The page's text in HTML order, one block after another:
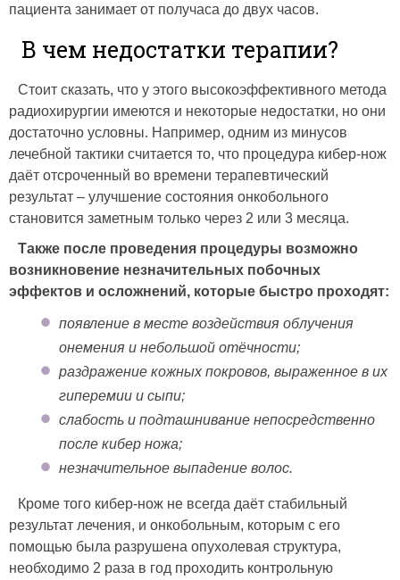
пациента занимает от получаса до двух часов.
В чем недостатки терапии?
Стоит сказать, что у этого высокоэффективного метода
радиохирургии имеются и некоторые недостатки, но они
достаточно условны. Например, одним из минусов
лечебной тактики считается то, что процедура кибер-нож
даёт отсроченный во времени терапевтический
результат – улучшение состояния онкобольного
становится заметным только через 2 или 3 месяца.
Также после проведения процедуры возможно
возникновение незначительных побочных
эффектов и осложнений, которые быстро проходят:
появление в месте воздействия облучения
онемения и небольшой отёчности;
раздражение кожных покровов, выраженное в их
гиперемии и сыпи;
слабость и подташнивание непосредственно
после кибер ножа;
незначительное выпадение волос.
Кроме того кибер-нож не всегда даёт стабильный
результат лечения, и онкобольным, которым с его
помощью была разрушена опухолевая структура,
необходимо 2 раза в год проходить контрольную